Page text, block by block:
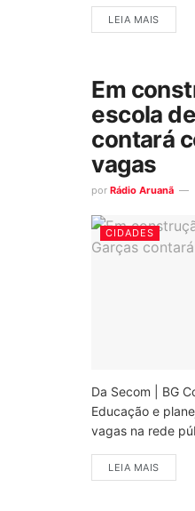
LEIA MAIS
Em
escola
contará
vagas
por Rádio Aruanã
CIDADES
Da Secom | BG
Educação e
vagas na rede
LEIA MAIS